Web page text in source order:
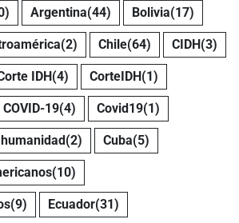
Argentina(44) Bolivia(17)
(2) Chile(64) CIDH (3)
IDH (4) CorteIDH (1)
COVID-19(4) Covid19(1)
(2) Cuba(5)
(10)
(9) Ecuador(31)